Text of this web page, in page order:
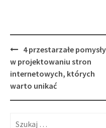
Post
navigation
4 przestarzałe pomysły
w projektowaniu stron
internetowych, których
warto unikać